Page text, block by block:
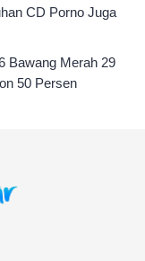
CD Porno Juga
Bawang Merah 29
50 Persen